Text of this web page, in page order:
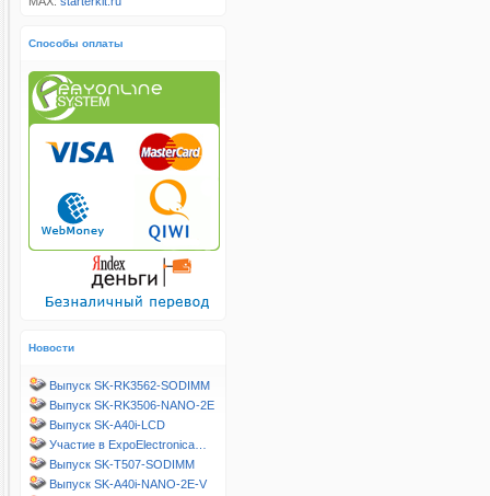
Способы оплаты
Новости
Выпуск SK-RK3562-SODIMM
Выпуск SK-RK3506-NANO-2E
Выпуск SK-A40i-LCD
Участие в ExpoElectronica…
Выпуск SK-T507-SODIMM
Выпуск SK-A40i-NANO-2E-V